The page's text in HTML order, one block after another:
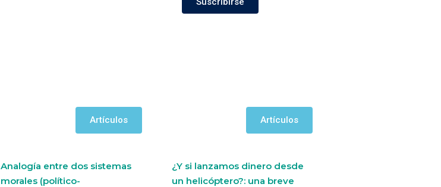
Artículos
Analogía entre dos sistemas
morales (político-
Artículos
¿Y si lanzamos dinero desde
un helicóptero?: una breve